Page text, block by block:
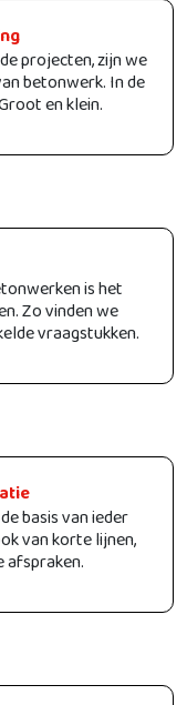
projecten, zijn we
betonwerk. In de
en klein.
is het
Zo vinden we
vraagstukken.
basis van ieder
van korte lijnen,